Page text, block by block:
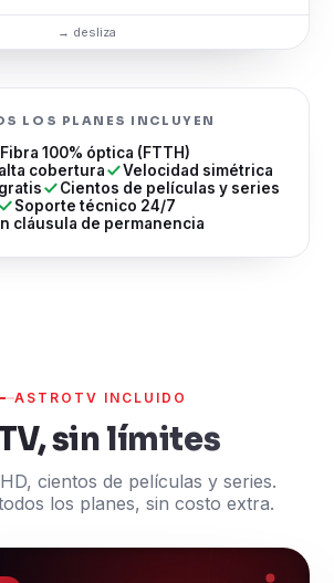
LOS PLANES INCLUYEN
Fibra 100% óptica (FTTH)
cobertura
Velocidad simétrica
Cientos de películas y series
Soporte técnico 24/7
cláusula de permanencia
ASTROTV INCLUIDO
sin límites
cientos de películas y series.
los planes, sin costo extra.